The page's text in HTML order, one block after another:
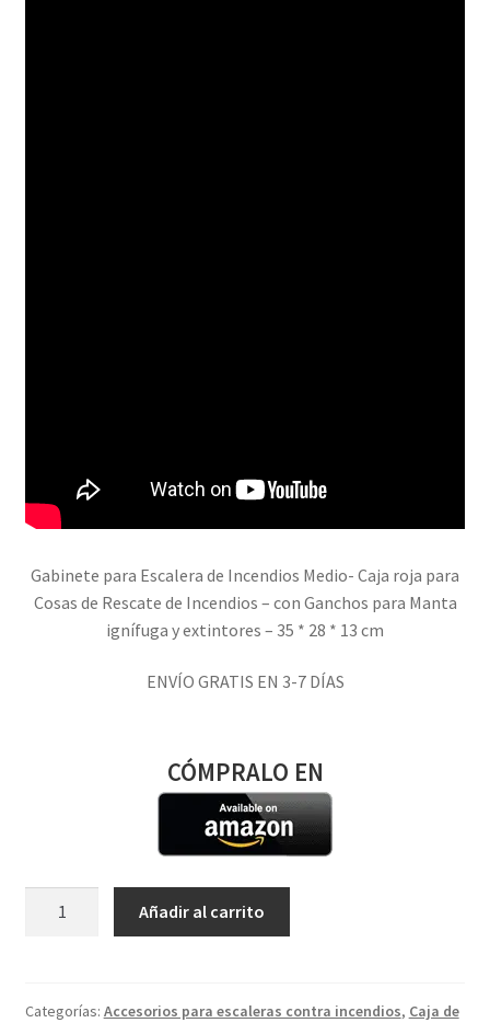
Gabinete para Escalera de Incendios Medio- Caja roja para
Cosas de Rescate de Incendios – con Ganchos para Manta
ignífuga y extintores – 35 * 28 * 13 cm
ENVÍO GRATIS EN 3-7 DÍAS
CÓMPRALO EN
Incendios
Añadir al carrito
Categorías: Accesorios para escaleras contra incendios, Caja de